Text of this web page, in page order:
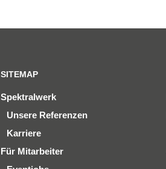
SITEMAP
Spektralwerk
Unsere Referenzen
Karriere
Für Mitarbeiter